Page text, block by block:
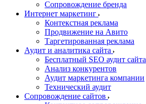
Сопровождение бренда
Интернет маркетинг
Контекстная реклама
Продвижение на Авито
Таргетированная реклама
Аудит и аналитика сайта
Бесплатный SEO аудит сайта
Анализ конкурентов
Аудит маркетинга компании
Технический аудит
Сопровождение сайтов